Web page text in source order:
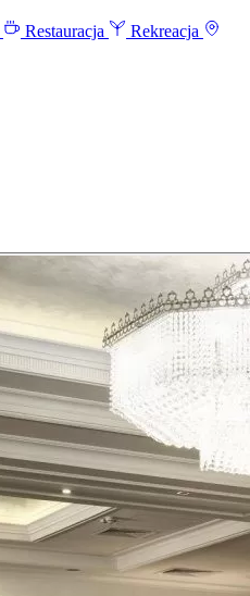
Restauracja
Rekreacja